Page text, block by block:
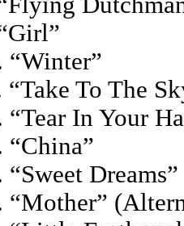
“Winter”
“Take To The
“Tear In Your
“China”
“Sweet Dreams”
“Mother”